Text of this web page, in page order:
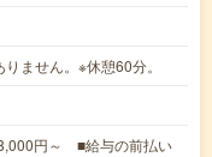
ません。※休憩60分。
円～ ■給与の前払い